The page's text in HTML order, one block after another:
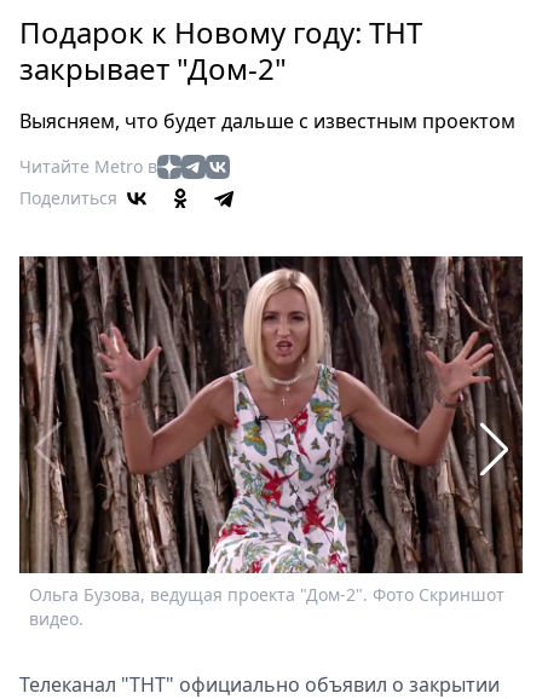
Россия
Мир
Еда
Туризм
Мода
Кино
Афиша
Книги
Выставки
Пресс-
релизы
О
Metro
Стримы
Спецпроекты
Звезды
Скачай
Подарок к Новому году: ТНТ
закрывает "Дом-2"
Выясняем, что будет дальше с известным проектом
Читайте Metro в
Поделиться
Ольга Бузова, ведущая проекта "Дом-2". Фото Скриншот
видео.
Телеканал "ТНТ" официально объявил о закрытии